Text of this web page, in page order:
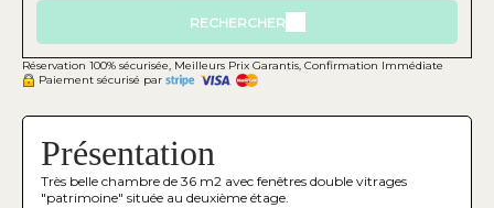
RECHERCHER
Réservation 100% sécurisée, Meilleurs Prix Garantis, Confirmation Immédiate
Paiement sécurisé par
Présentation
Très belle chambre de 36 m2 avec fenêtres double vitrages
"patrimoine" située au deuxième étage.